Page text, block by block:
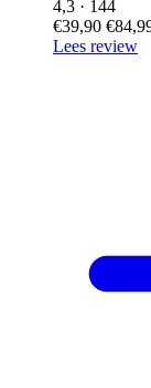
4,3 · 144
€39,90
Lees review